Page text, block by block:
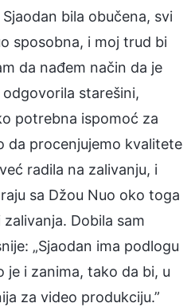
bila obučena, svi
sposobna, i moj trud bi
da nađem način da je
starešini,
potrebna ispomoć za
da procenjujemo kvalitete
radila na zalivanju, i
sa Džou Nuo oko toga
Dobila sam
„Sjaodan ima podlogu
je i zanima, tako da bi, u
za video produkciju.”